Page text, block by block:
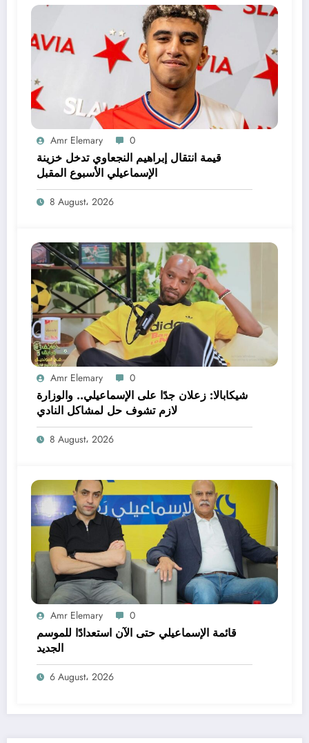
Amr Elemary 0
قيمة انتقال إبراهيم النجعاوي تدخل خزينة
الإسماعيلي الأسبوع المقبل
8 August، 2026
Amr Elemary 0
شيكابالا: زعلان جدًا على الإسماعيلي.. والوزارة
لازم تشوف حل لمشاكل النادي
8 August، 2026
Amr Elemary 0
قائمة الإسماعيلي حتى الآن استعدادًا للموسم
الجديد
6 August، 2026